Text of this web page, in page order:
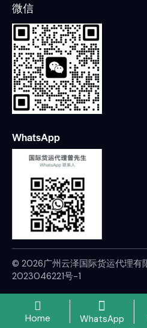
微信
WhatsApp
© 2026广州云泽国际货运代理有
2023046221号-1
Home WhatsApp